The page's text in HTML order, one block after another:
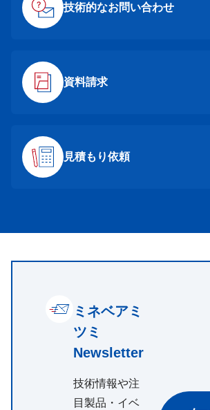
技術的なお問い合わせ
資料請求
見積もり依頼
ミネベアミ
ツミ
Newsletter
技術情報や注
目製品・イベ